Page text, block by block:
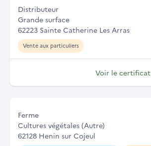
Distributeur
Grande surface
62223 Sainte Catherine Les Arras
Vente aux particuliers
Voir le certificat
Ferme
Cultures végétales (Autre)
62128 Henin sur Cojeul